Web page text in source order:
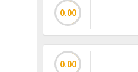
0.00
0.00